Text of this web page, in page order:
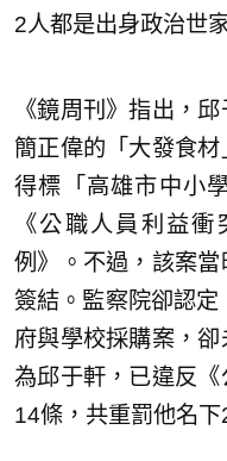
2人都是出身政治世
《鏡周刊》指出，
簡正偉的「大發食
得標「高雄市中小
《公職人員利益
例》。不過，該案
簽結。監察院卻認
府與學校採購案，
為邱于軒，已違反
14條，共重罰他名